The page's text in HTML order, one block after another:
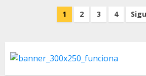
Paginación
1 2 3 4